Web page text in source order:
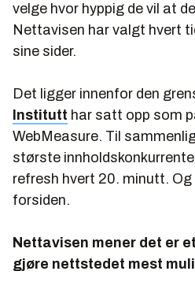
velge hvor hyppig de vil at
Nettavisen har valgt hvert
sine sider.
Det ligger innenfor den
Institutt har satt opp som
WebMeasure. Til
største
refresh hvert 20. minutt. Og
forsiden.
Nettavisen mener det er
gjøre nettstedet mest